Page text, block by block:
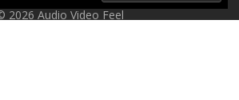
2026 Audio Video Feel